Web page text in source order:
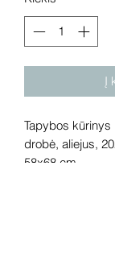
Į
Tapybos kūrinys
drobė, aliejus,
58x68 cm.